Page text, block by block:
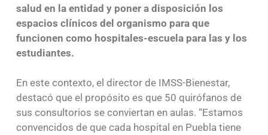
salud en la entidad y poner a disposición los
espacios clínicos del organismo para que
funcionen como hospitales-escuela para las y los
estudiantes.
En este contexto, el director de IMSS-Bienestar,
destacó que el propósito es que 50 quirófanos de
sus consultorios se conviertan en aulas. “Estamos
convencidos de que cada hospital en Puebla tiene